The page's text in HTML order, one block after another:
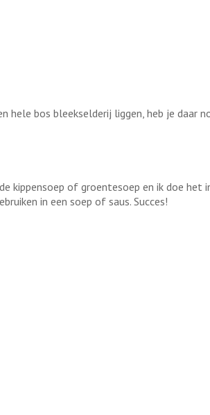
hele bos bleekselderij liggen, heb je daar
kippensoep of groentesoep en ik doe het
in een soep of saus. Succes!